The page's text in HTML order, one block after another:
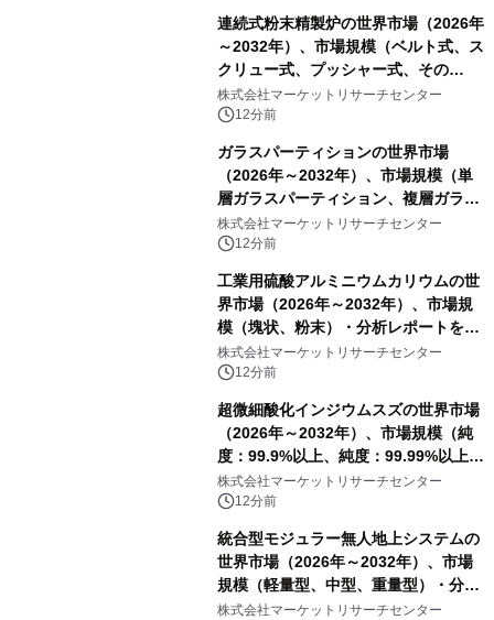
連続式粉末精製炉の世界市場（2026年
～2032年）、市場規模（ベルト式、ス
クリュー式、プッシャー式、その
他）・分析レポートを発表
株式会社マーケットリサーチセンター
12分前
ガラスパーティションの世界市場
（2026年～2032年）、市場規模（単
層ガラスパーティション、複層ガラス
パーティション、その他）・分析レポ
ートを発表
株式会社マーケットリサーチセンター
12分前
工業用硫酸アルミニウムカリウムの世
界市場（2026年～2032年）、市場規
模（塊状、粉末）・分析レポートを発
表
株式会社マーケットリサーチセンター
12分前
超微細酸化インジウムスズの世界市場
（2026年～2032年）、市場規模（純
度：99.9%以上、純度：99.99%以上、
その他）・分析レポートを発表
株式会社マーケットリサーチセンター
12分前
統合型モジュラー無人地上システムの
世界市場（2026年～2032年）、市場
規模（軽量型、中型、重量型）・分析
レポートを発表
株式会社マーケットリサーチセンター